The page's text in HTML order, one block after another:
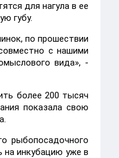
для нагула в ее
губу.
по прошествии
с нашими
вида», -
более 200 тысяч
показала свою
рыбопосадочного
на инкубацию уже в